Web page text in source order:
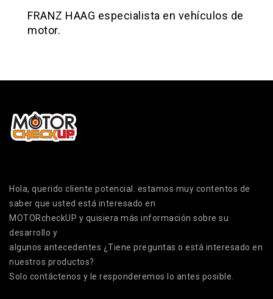
FRANZ HAAG especialista en vehículos de
motor.
Hola, querido cliente potencial. estamos muy contentos de
saber que usted está interesado en
MOTORcheckUP y quisiera más información sobre su
desarrollo y
algunos antecedentes ¿Tiene preguntas o está interesado en
nuestros productos?
Solo contáctenos y le responderemos lo antes posible.